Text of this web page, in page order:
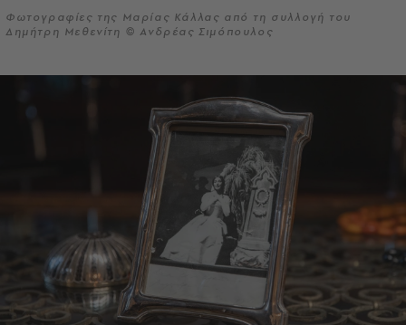
Φωτογραφίες της Μαρίας Κάλλας από τη συλλογή του
Δημήτρη Μεθενίτη © Ανδρέας Σιμόπουλος